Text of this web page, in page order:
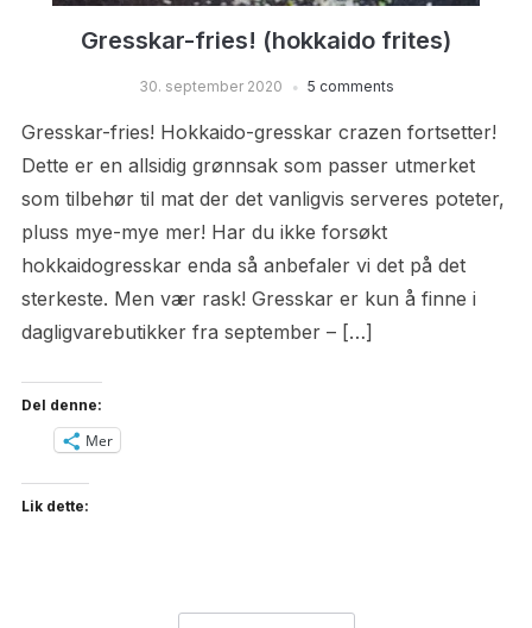
Gresskar-fries! (hokkaido frites)
30. september 2020 5 comments
Gresskar-fries! Hokkaido-gresskar crazen fortsetter!
Dette er en allsidig grønnsak som passer utmerket
som tilbehør til mat der det vanligvis serveres poteter,
pluss mye-mye mer! Har du ikke forsøkt
hokkaidogresskar enda så anbefaler vi det på det
sterkeste. Men vær rask! Gresskar er kun å finne i
dagligvarebutikker fra september – […]
Del denne:
Mer
Lik dette: